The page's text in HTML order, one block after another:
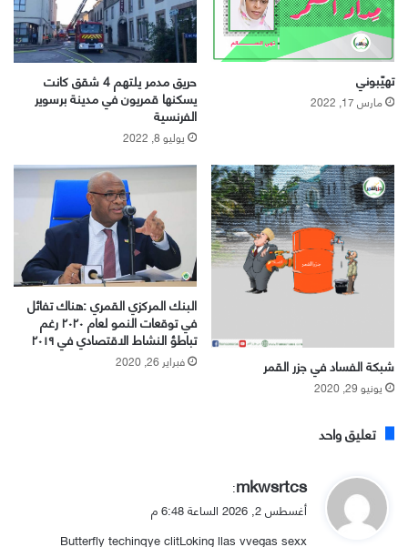
تهيّبوني
مارس 17, 2022
حريق مدمر يلتهم 4 شقق كانت
يسكنها قمريون في مدينة برسوير
الفرنسية
يوليو 8, 2022
شبكة الفساد في جزر القمر
يونيو 29, 2020
البنك المركزي القمري :هناك تفائل
في توقعات النمو لعام ٢٠٢٠ رغم
تباطؤ النشاط الاقتصادي في ٢٠١٩
فبراير 26, 2020
تعليق واحد
ي
ق
و
mkwsrtcs
:
أغسطس 2, 2026 الساعة 6:48 م
Butterfly techinqye clitLoking llas vvegas sexx